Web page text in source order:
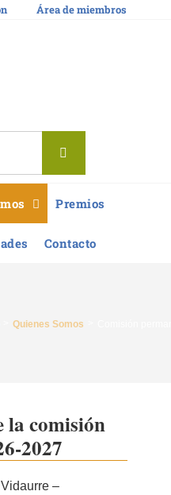
Área de miembros
Premios
Contacto
Quienes Somos
la comisión
2027
–